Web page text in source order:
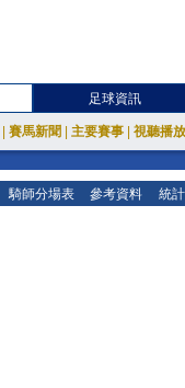
足球資訊
賽馬新聞 主要賽事 視聽播
騎師分場表 參考資料 統